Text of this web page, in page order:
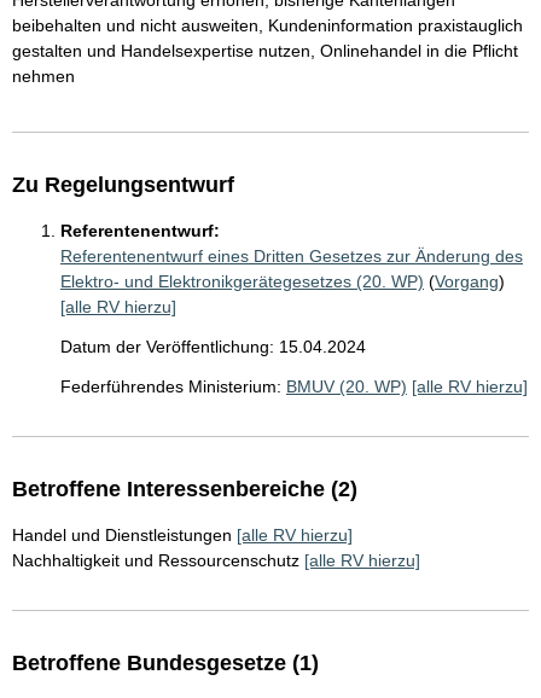
beibehalten und nicht ausweiten, Kundeninformation praxistauglich
gestalten und Handelsexpertise nutzen, Onlinehandel in die Pflicht
nehmen
Zu Regelungsentwurf
Referentenentwurf:
Referentenentwurf eines Dritten Gesetzes zur Änderung des
Elektro- und Elektronikgerätegesetzes (20. WP) (Vorgang)
[alle RV hierzu]
Datum der Veröffentlichung: 15.04.2024
Federführendes Ministerium: BMUV (20. WP) [alle RV hierzu]
Betroffene Interessenbereiche (2)
Handel und Dienstleistungen [alle RV hierzu]
Nachhaltigkeit und Ressourcenschutz [alle RV hierzu]
Betroffene Bundesgesetze (1)